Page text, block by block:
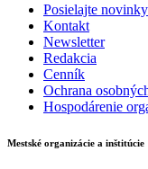
Posielajte
Kontakt
Newsletter
Redakcia
Cenník
Ochrana
Hospodárenie
Mestské organizácie a inštitúcie